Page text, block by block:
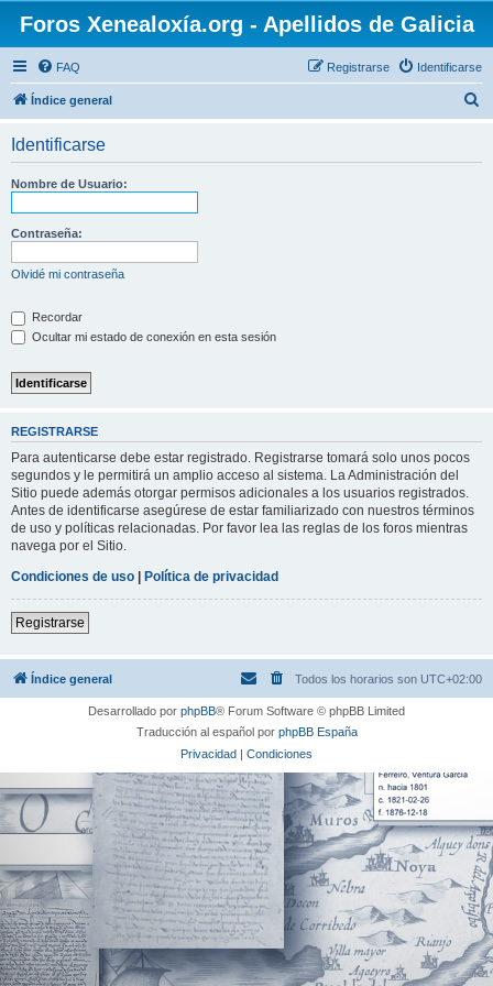
Foros Xenealoxía.org - Apellidos de Galicia
FAQ Identificarse
Registrarse
Índice general
Identificarse
Nombre de Usuario:
Contraseña:
Olvidé mi contraseña
Recordar
Ocultar mi estado de conexión en esta sesión
REGISTRARSE
Para autenticarse debe estar registrado. Registrarse tomará solo unos pocos
segundos y le permitirá un amplio acceso al sistema. La Administración del
Sitio puede además otorgar permisos adicionales a los usuarios registrados.
Antes de identificarse asegúrese de estar familiarizado con nuestros términos
de uso y políticas relacionadas. Por favor lea las reglas de los foros mientras
navega por el Sitio.
Condiciones de uso | Política de privacidad
Registrarse
Índice general Todos los horarios son UTC+02:00
Desarrollado por phpBB® Forum Software © phpBB Limited
Traducción al español por phpBB España
Privacidad | Condiciones